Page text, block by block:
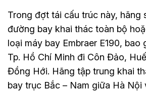
Trong đợt tái cấu trúc này, hãng
đường bay khai thác toàn bộ
loại máy bay Embraer E190,
Tp. Hồ Chí Minh đi Côn Đảo,
Đồng Hới. Hãng tập trung khai
bay trục Bắc – Nam giữa Hà Nội